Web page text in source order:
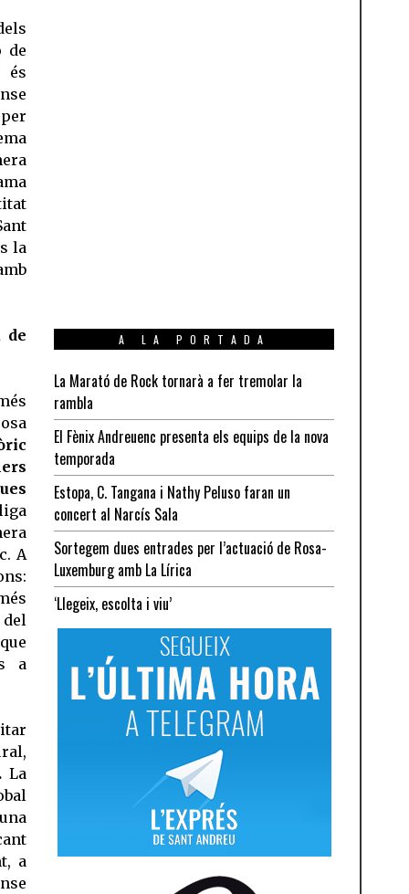
de
és
la
de
A
a
La
a
A LA PORTADA
La Marató de Rock tornarà a fer tremolar la
rambla
El Fènix Andreuenc presenta els equips de la nova
temporada
Estopa, C. Tangana i Nathy Peluso faran un
concert al Narcís Sala
Sortegem dues entrades per l’actuació de Rosa-
Luxemburg amb La Lírica
‘Llegeix, escolta i viu’